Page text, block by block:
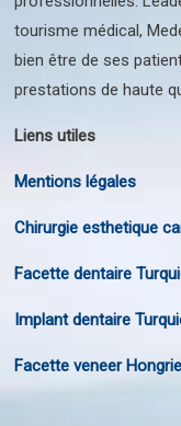
tourisme médical,
bien être de ses
prestations de haute
Liens utiles
Mentions légales
Chirurgie esthetique
Facette dentaire
Implant dentaire
Facette veneer Hongrie